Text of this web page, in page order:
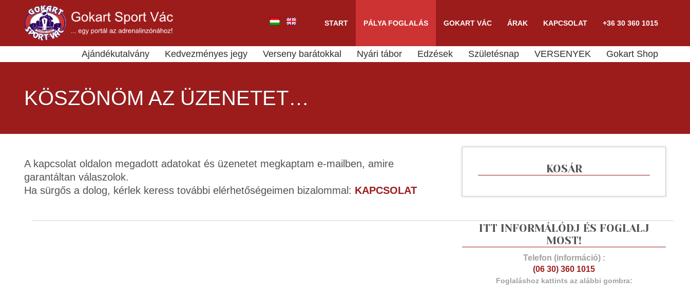
START PÁLYA FOGLALÁS GOKART VÁC ÁRAK KAPCSOLAT +36 30 360 1015
Ajándékutalvány Kedvezményes jegy Verseny barátokkal Nyári tábor Edzések Születésnap VERSENYEK Gokart Shop
KÖSZÖNÖM AZ ÜZENETET…
A kapcsolat oldalon megadott adatokat és üzenetet megkaptam e-mailben, amire
garantáltan válaszolok.
Ha sürgős a dolog, kérlek keress további elérhetőségeimen bizalommal: KAPCSOLAT
KOSÁR
ITT INFORMÁLÓDJ ÉS FOGLALJ
MOST!
Telefon (információ) :
(06 30) 360 1015
Foglaláshoz kattints az alábbi gombra: